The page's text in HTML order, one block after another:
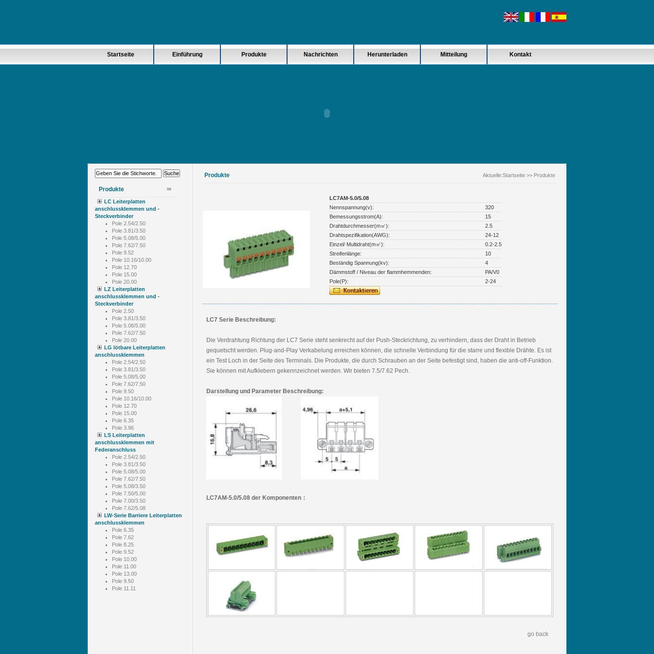
Startseite Einführung Produkte Nachrichten Herunterladen Mitteilung Kontakt
Produkte
LC Leiterplatten
anschlussklemmen und -
Steckverbinder
Pole 2.54/2.50
Pole 3.81/3.50
Pole 5.08/5.00
Pole 7.62/7.50
Pole 9.52
Pole 10.16/10.00
Pole 12.70
Pole 15.00
Pole 20.00
LZ Leiterplatten
anschlussklemmen und -
Steckverbinder
Pole 2.50
Pole 3.81/3.50
Pole 5.08/5.00
Pole 7.62/7.50
Pole 20.00
LG lötbare Leiterplatten
anschlussklemmen
Pole 2.54/2.50
Pole 3.81/3.50
Pole 5.08/5.00
Pole 7.62/7.50
Pole 9.50
Pole 10.16/10.00
Pole 12.70
Pole 15.00
Pole 6.35
Pole 3.96
LS Leiterplatten
anschlussklemmen mit
Federanschluss
Pole 2.54/2.50
Pole 3.81/3.50
Pole 5.08/5.00
Pole 7.62/7.50
Pole 5.08/3.50
Pole 7.50/5.00
Pole 7.00/3.50
Pole 7.62/5.08
LW-Serie Barriere Leiterplatten
anschlussklemmen
Pole 6.35
Pole 7.62
Pole 8.25
Pole 9.52
Pole 10.00
Pole 11.00
Pole 13.00
Pole 9.50
Pole 11.11
Produkte Aktuelle:Startseite >> Produkte
LC7AM-5.0/5.08
Nennspannung(v):
320
Bemessungsstrom(A):
15
Drahtdurchmesser(m㎡):
2.5
Drahtspezifikation(AWG):
24-12
Einzel/ Multidraht(m㎡):
0.2-2.5
Streifenlänge:
10
Beständig Spannung(kv):
4
Dämmstoff / Niveau der flammhemmenden:
PA/V0
Pole(P):
2-24
LC7 Serie Beschreibung:
Die Verdrahtung Richtung der LC7 Serie steht senkrecht auf der Push-Steckrichtung, zu verhindern, dass der Draht in Betrieb
gequetscht werden. Plug-and-Play Verkabelung erreichen können, die schnelle Verbindung für die starre und flexible Drähte. Es ist
ein Test Loch in der Seite des Terminals. Die Produkte, die durch Schrauben an der Seite befestigt sind, haben die anti-off-Funktion.
Sie können mit Aufklebern gekennzeichnet werden. Wir bieten 7.5/7.62 Pech.
Darstellung und Parameter Beschreibung:
LC7AM-5.0/5.08 der Komponenten：
go back